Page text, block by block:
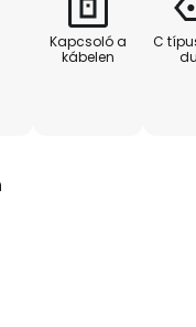
akár a
és stílusos
formanyelv és
ez a világítás mind
szemet
Kapcsoló a
kábelen
C